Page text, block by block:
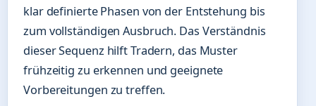
klar definierte Phasen von der Entstehung bis
zum vollständigen Ausbruch. Das Verständnis
dieser Sequenz hilft Tradern, das Muster
frühzeitig zu erkennen und geeignete
Vorbereitungen zu treffen.